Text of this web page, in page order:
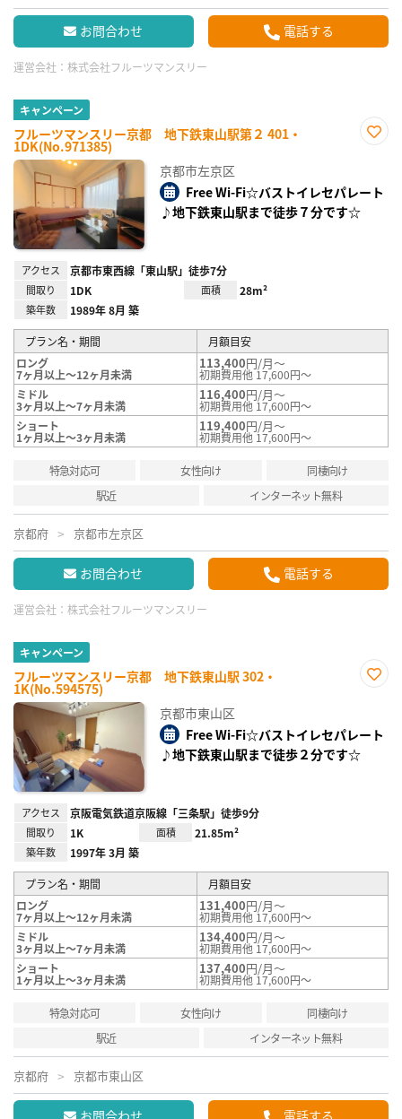
お問合わせ 電話する
運営会社： 株式会社フルーツマンスリー
キャンペーン
フルーツマンスリー京都 地下鉄東山駅第２ 401・
1DK(No.971385)
録
京都市左京区
Free Wi-Fi☆バストイレセパレート
♪地下鉄東山駅まで徒歩７分です☆
アクセス 京都市東西線「東山駅」徒歩7分
間取り 1DK 面積 28m²
築年数 1989年 8月 築
プラン名・期間
月額目安
ロング
7ヶ月以上～12ヶ月未満
113,400円/月～
初期費用他 17,600円～
ミドル
3ヶ月以上～7ヶ月未満
116,400円/月～
初期費用他 17,600円～
ショート
1ヶ月以上～3ヶ月未満
119,400円/月～
初期費用他 17,600円～
特急対応可 女性向け
同棲向け
駅近
インターネット無料
京都府 京都市左京区
お問合わせ 電話する
運営会社： 株式会社フルーツマンスリー
キャンペーン
フルーツマンスリー京都 地下鉄東山駅 302・
1K(No.594575)
録
京都市東山区
Free Wi-Fi☆バストイレセパレート
♪地下鉄東山駅まで徒歩２分です☆
アクセス 京阪電気鉄道京阪線「三条駅」徒歩9分
間取り 1K 面積 21.85m²
築年数 1997年 3月 築
プラン名・期間
月額目安
ロング
7ヶ月以上～12ヶ月未満
131,400円/月～
初期費用他 17,600円～
ミドル
3ヶ月以上～7ヶ月未満
134,400円/月～
初期費用他 17,600円～
ショート
1ヶ月以上～3ヶ月未満
137,400円/月～
初期費用他 17,600円～
特急対応可 女性向け
同棲向け
駅近
インターネット無料
京都府 京都市東山区